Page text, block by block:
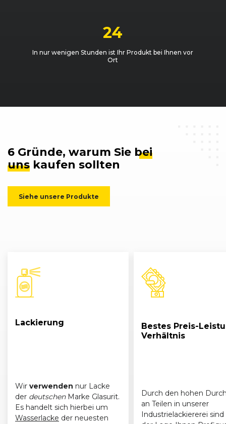
24
In nur wenigen Stunden ist Ihr Produkt bei Ihnen vor
Ort
6 Gründe, warum Sie bei
uns kaufen sollten
Siehe unsere Produkte
Lackierung
Wir verwenden nur Lacke
der deutschenMarke Glasurit.
Es handelt sich hierbei um
Wasserlacke der neuesten
Bestes Preis-
Verhältnis
Durch den hohen
an Teilen in unserer
Industrielackiererei sind